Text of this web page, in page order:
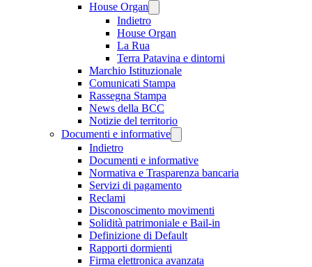
House Organ
Indietro
House Organ
La Rua
Terra Patavina e dintorni
Marchio Istituzionale
Comunicati Stampa
Rassegna Stampa
News della BCC
Notizie del territorio
Documenti e informative
Indietro
Documenti e informative
Normativa e Trasparenza bancaria
Servizi di pagamento
Reclami
Disconoscimento movimenti
Solidità patrimoniale e Bail-in
Definizione di Default
Rapporti dormienti
Firma elettronica avanzata